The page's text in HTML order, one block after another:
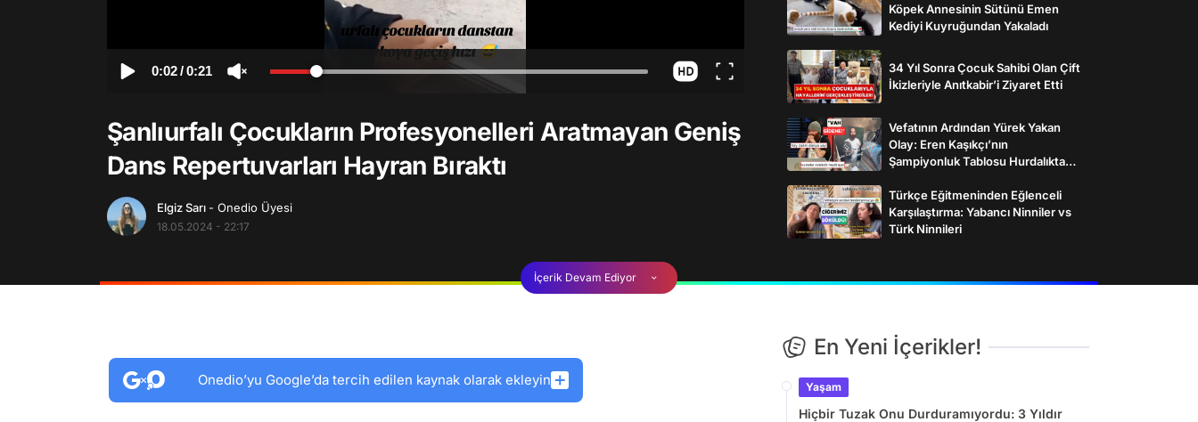
0:02/0:21
Şanlıurfalı Çocukların Profesyonelleri Aratmayan Geniş
Dans Repertuvarları Hayran Bıraktı
Elgiz Sarı - Onedio Üyesi
18.05.2024 - 22:17
Köpek Annesinin Sütünü Emen
Kediyi Kuyruğundan Yakaladı
34 Yıl Sonra Çocuk Sahibi Olan Çift
İkizleriyle Anıtkabir’i Ziyaret Etti
Vefatının Ardından Yürek Yakan
Olay: Eren Kaşıkçı’nın
Şampiyonluk Tablosu Hurdalıkta
Türkçe Eğitmeninden Eğlenceli
Karşılaştırma: Yabancı Ninniler vs
Türk Ninnileri
İçerik Devam Ediyor
Onedio’yu Google’da tercih edilen kaynak olarak ekleyin
En Yeni İçerikler!
Yaşam
Hiçbir Tuzak Onu Durduramıyordu: 3 Yıldır